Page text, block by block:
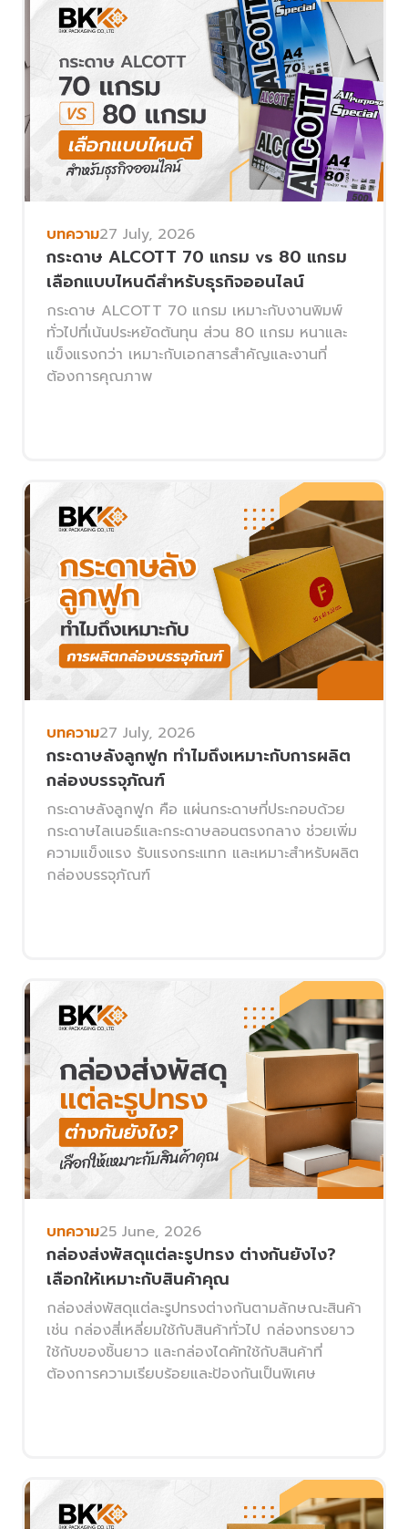
บทความ27 July, 2026
กระดาษ ALCOTT 70 แกรม vs 80 แกรม
เลือกแบบไหนดีสำหรับธุรกิจออนไลน์
กระดาษ ALCOTT 70 แกรม เหมาะกับงานพิมพ์
ทั่วไปที่เน้นประหยัดต้นทุน ส่วน 80 แกรม หนาและ
แข็งแรงกว่า เหมาะกับเอกสารสำคัญและงานที่
ต้องการคุณภาพ
บทความ27 July, 2026
กระดาษลังลูกฟูก ทำไมถึงเหมาะกับการผลิต
กล่องบรรจุภัณฑ์
กระดาษลังลูกฟูก คือ แผ่นกระดาษที่ประกอบด้วย
กระดาษไลเนอร์และกระดาษลอนตรงกลาง ช่วยเพิ่ม
ความแข็งแรง รับแรงกระแทก และเหมาะสำหรับผลิต
กล่องบรรจุภัณฑ์
บทความ25 June, 2026
กล่องส่งพัสดุแต่ละรูปทรง ต่างกันยังไง?
เลือกให้เหมาะกับสินค้าคุณ
กล่องส่งพัสดุแต่ละรูปทรงต่างกันตามลักษณะสินค้า
เช่น กล่องสี่เหลี่ยมใช้กับสินค้าทั่วไป กล่องทรงยาว
ใช้กับของชิ้นยาว และกล่องไดคัทใช้กับสินค้าที่
ต้องการความเรียบร้อยและป้องกันเป็นพิเศษ